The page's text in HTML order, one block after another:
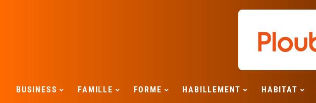
BUSINESS FAMILLE FORME HABILLEMENT HABITAT